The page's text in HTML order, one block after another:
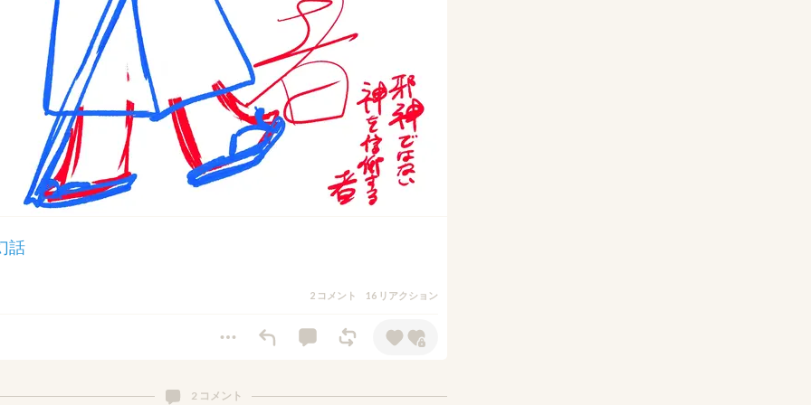
話
2 コメント 16 リアクション
2 コメント